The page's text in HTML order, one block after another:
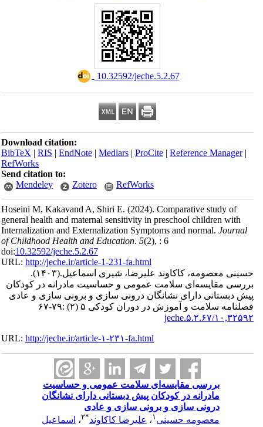
‎ 10.32592/jeche.5.2.67
Download citation:
BibTeX|RIS|EndNote|Medlars|ProCite|Reference Manager
RefWorks
Send citation to:
Mendeley
Zotero RefWorks
Hoseini M, Kakavand A, Shiri E.(2024).Comparative study of
general health and maternal sensitivity in preschool children with
Internalization and Externalization Symptoms and normal.Journal
of Childhood Health and Education.5(2) , : 6
doi:10.32592/jeche.5.2.67
URL:http://jeche.ir/article-1-231-fa.html
حسینی معصومه، کاکاوند علیرضا، شیری اسماعیل.(۱۴۰۳).
بررسی مقایسه‌ای سلامت عمومی و حساسیت مادرانه در کودکان
پیش دبستانی دارای نشانگان درونی سازی و برونی سازی و عادی
فصلنامه سلامت و آموزش در دوران کودکی ۵ (۲) :۷۹-۶۷
۱۰,۳۲۵۹۲/jeche.۵.۲.۶۷
URL:http://jeche.ir/article-۱-۲۳۱-fa.html
بررسی مقایسه‌ای سلامت عمومی و حساسیت
مادرانه در کودکان پیش دبستانی دارای نشانگان
درونی سازی و برونی سازی و عادی
معصومه حسینی ،علیرضا کاکاوند*۲،اسماعیل